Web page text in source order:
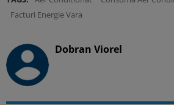
Facturi Energie Vara
Dobran Viorel